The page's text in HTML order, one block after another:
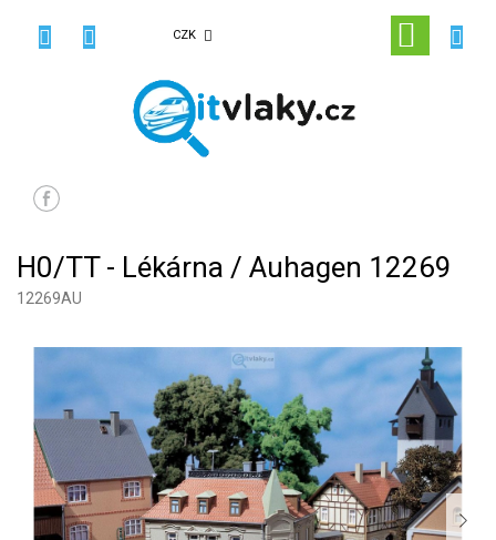
CZK
KOŠÍK
H0/TT - Lékárna / Auhagen 12269
12269AU